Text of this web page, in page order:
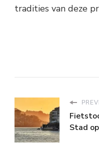
tradities van deze
Stad